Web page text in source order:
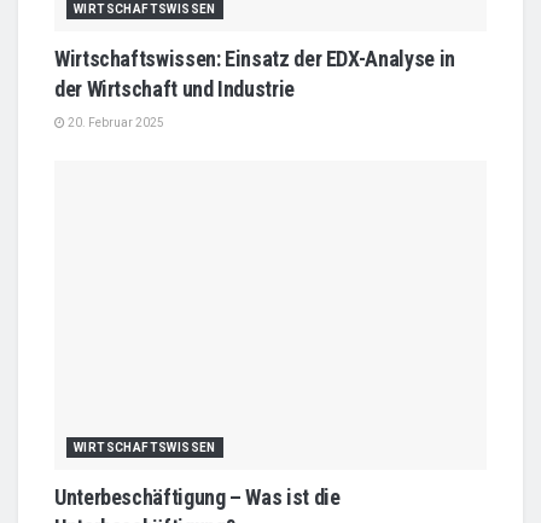
WIRTSCHAFTSWISSEN
Wirtschaftswissen: Einsatz der EDX-Analyse in
der Wirtschaft und Industrie
20. Februar 2025
WIRTSCHAFTSWISSEN
Unterbeschäftigung – Was ist die